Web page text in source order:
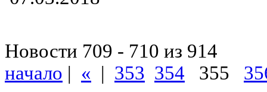
Новости 709 - 710 из 914
начало | « | 353 354 355